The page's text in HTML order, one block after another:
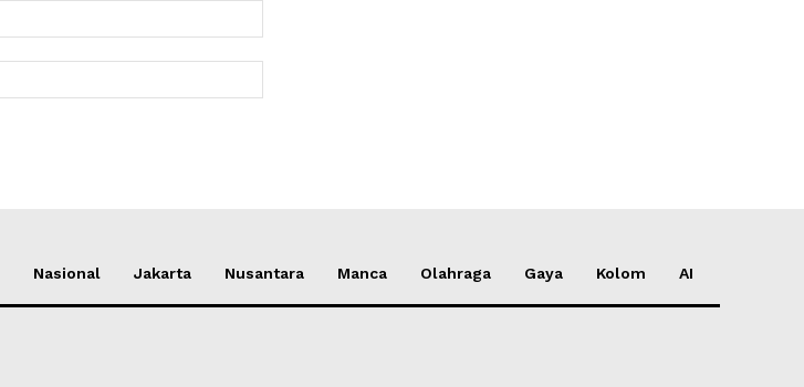
Nasional Jakarta Nusantara Manca Olahraga Gaya Kolom AI